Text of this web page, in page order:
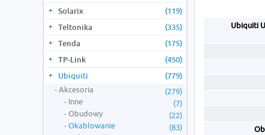
Solarix
(119)
Teltonika
(335)
Tenda
(175)
TP-Link
(450)
Ubiquiti
(779)
Akcesoria
(279)
Inne
(7)
Obudowy
(22)
Okablowanie
(83)
Ubiquiti